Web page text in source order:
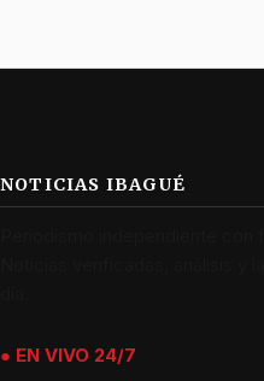
NOTICIAS IBAGUÉ
● EN VIVO 24/7